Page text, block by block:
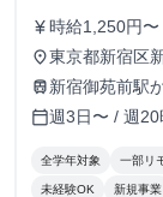
currency_yen 時給1,250円〜
place東京都新宿区
train 新宿御苑前駅
calendar_today週3日〜 / 週20
全学年対象 一部リ
未経験OK 新規事業